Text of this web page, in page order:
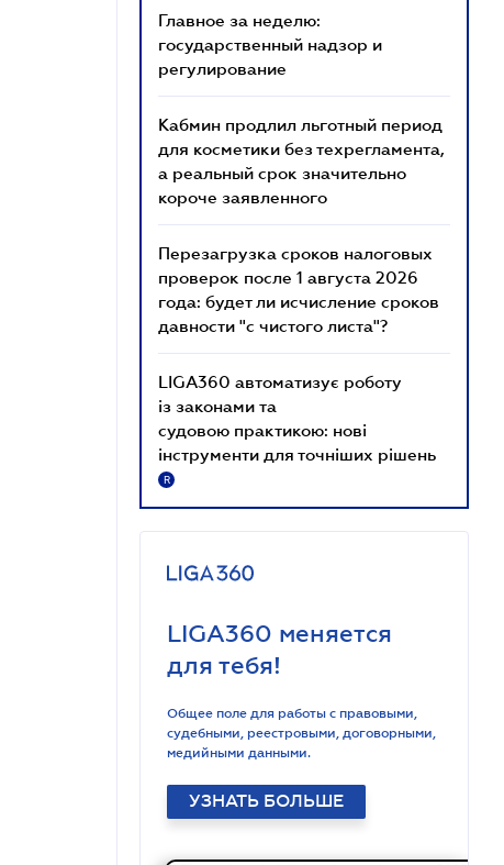
Главное за неделю:
государственный надзор и
регулирование
Кабмин продлил льготный период
для косметики без техрегламента,
а реальный срок значительно
короче заявленного
Перезагрузка сроков налоговых
проверок после 1 августа 2026
года: будет ли исчисление сроков
давности "с чистого листа"?
LIGA360 автоматизує роботу
із законами та
судовою практикою: нові
інструменти для точніших рішень
R
LIGA360 меняется
для тебя!
Общее поле для работы с правовыми,
судебными, реестровыми, договорными,
медийными данными.
УЗНАТЬ БОЛЬШЕ